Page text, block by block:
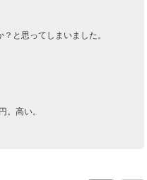
と思ってしまいました。
。高い。